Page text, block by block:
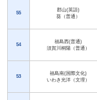
55
郡山(英語)
葵（普通）
54
福島西(普通)
須賀川桐陽（普通）
53
福島南(国際文化)
いわき光洋（文理）